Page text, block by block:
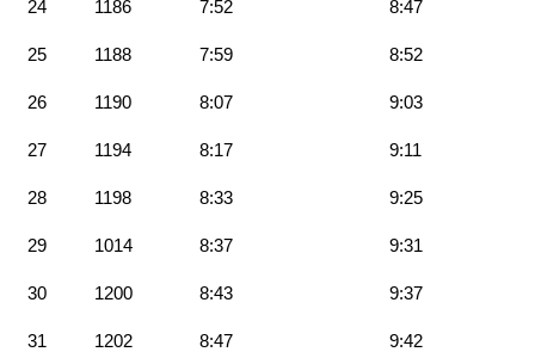
24 1186 7:52 8:47
25 1188 7:59 8:52
26 1190 8:07 9:03
27 1194 8:17 9:11
28 1198 8:33 9:25
29 1014 8:37 9:31
30 1200 8:43 9:37
31 1202 8:47 9:42